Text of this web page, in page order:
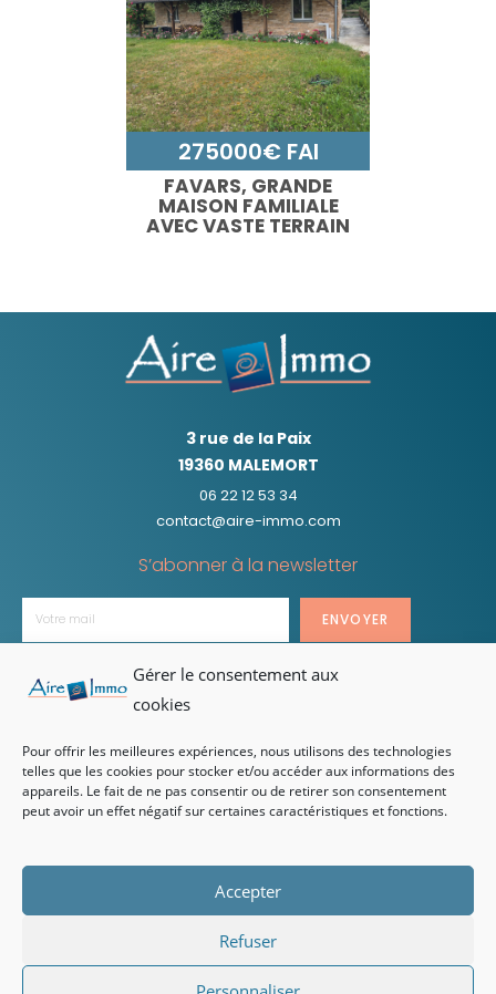
Gérer le consentement aux
cookies
Pour offrir les meilleures expériences, nous utilisons des technologies
telles que les cookies pour stocker et/ou accéder aux informations des
appareils. Le fait de ne pas consentir ou de retirer son consentement
peut avoir un effet négatif sur certaines caractéristiques et fonctions.
Accepter
Refuser
275000€ FAI
FAVARS, GRANDE
MAISON FAMILIALE
AVEC VASTE TERRAIN
3 rue de la Paix
19360 MALEMORT
06 22 12 53 34
contact@aire-immo.com
S’abonner à la newsletter
ENVOYER
Lundi au vendredi
De 9h à 12h et de 14h à 18h
Réalisation web :Relief Communication – Agence de communication à
Brive